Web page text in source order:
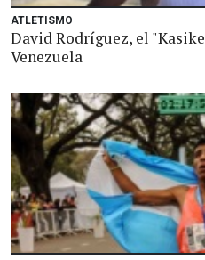
ATLETISMO
David Rodríguez, el
Venezuela